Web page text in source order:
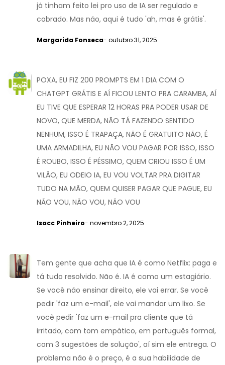
já tinham feito lei pro uso de IA ser regulado e
cobrado. Mas não, aqui é tudo 'ah, mas é grátis'.
Margarida Fonseca- outubro 31, 2025
POXA, EU FIZ 200 PROMPTS EM 1 DIA COM O
CHATGPT GRÁTIS E AÍ FICOU LENTO PRA CARAMBA, AÍ
EU TIVE QUE ESPERAR 12 HORAS PRA PODER USAR DE
NOVO, QUE MERDA, NÃO TÁ FAZENDO SENTIDO
NENHUM, ISSO É TRAPAÇA, NÃO É GRATUITO NÃO, É
UMA ARMADILHA, EU NÃO VOU PAGAR POR ISSO, ISSO
É ROUBO, ISSO É PÉSSIMO, QUEM CRIOU ISSO É UM
VILÃO, EU ODEIO IA, EU VOU VOLTAR PRA DIGITAR
TUDO NA MÃO, QUEM QUISER PAGAR QUE PAGUE, EU
NÃO VOU, NÃO VOU, NÃO VOU
Isacc Pinheiro- novembro 2, 2025
Tem gente que acha que IA é como Netflix: paga e
tá tudo resolvido. Não é. IA é como um estagiário.
Se você não ensinar direito, ele vai errar. Se você
pedir 'faz um e-mail', ele vai mandar um lixo. Se
você pedir 'faz um e-mail pra cliente que tá
irritado, com tom empático, em português formal,
com 3 sugestões de solução', aí sim ele entrega. O
problema não é o preço, é a sua habilidade de